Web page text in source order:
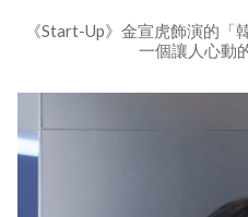
《Start-Up》金宣虎飾演的「
一個讓人心動